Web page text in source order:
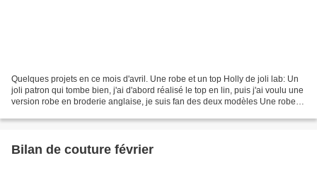
Quelques projets en ce mois d'avril. Une robe et un top Holly de joli lab: Un
joli patron qui tombe bien, j'ai d'abord réalisé le top en lin, puis j'ai voulu une
version robe en broderie anglaise, je suis fan des deux modèles Une robe et
Bilan de couture février